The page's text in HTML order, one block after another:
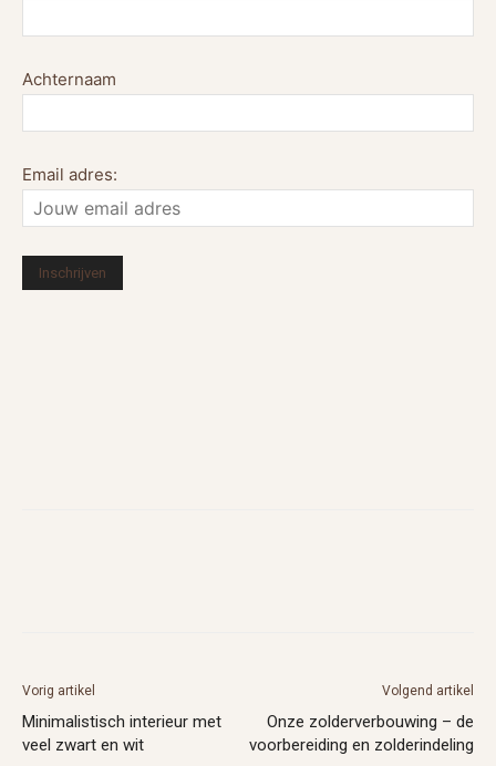
Achternaam
Email adres:
Vorig artikel
Minimalistisch interieur met
veel zwart en wit
Volgend artikel
Onze zolderverbouwing – de
voorbereiding en zolderindeling